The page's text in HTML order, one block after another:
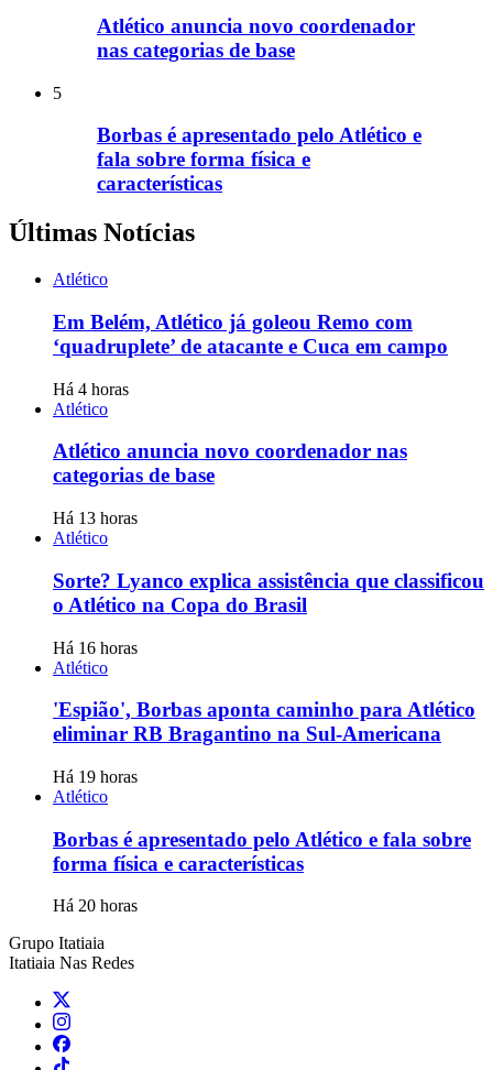
Atlético anuncia novo coordenador
nas categorias de base
5
Borbas é apresentado pelo Atlético e
fala sobre forma física e
características
Últimas Notícias
Atlético
Em Belém, Atlético já goleou Remo com
‘quadruplete’ de atacante e Cuca em campo
Há 4 horas
Atlético
Atlético anuncia novo coordenador nas
categorias de base
Há 13 horas
Atlético
Sorte? Lyanco explica assistência que classificou
o Atlético na Copa do Brasil
Há 16 horas
Atlético
'Espião', Borbas aponta caminho para Atlético
eliminar RB Bragantino na Sul-Americana
Há 19 horas
Atlético
Borbas é apresentado pelo Atlético e fala sobre
forma física e características
Há 20 horas
Grupo Itatiaia
Itatiaia Nas Redes